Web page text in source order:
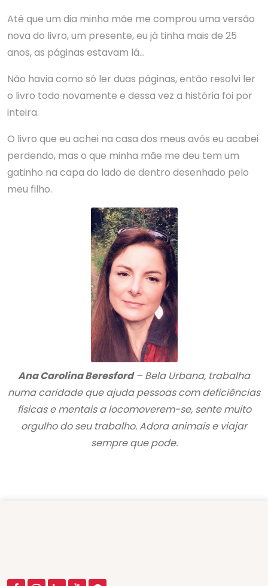
Até que um dia minha mãe me comprou uma versão
nova do livro, um presente, eu já tinha mais de 25
anos, as páginas estavam lá…
Não havia como só ler duas páginas, então resolvi ler
o livro todo novamente e dessa vez a história foi por
inteira.
O livro que eu achei na casa dos meus avós eu acabei
perdendo, mas o que minha mãe me deu tem um
gatinho na capa do lado de dentro desenhado pelo
meu filho.
Ana Carolina Beresford– Bela Urbana, trabalha
numa caridade que ajuda pessoas com deficiências
físicas e mentais a locomoverem-se, sente muito
orgulho do seu trabalho. Adora animais e viajar
sempre que pode.